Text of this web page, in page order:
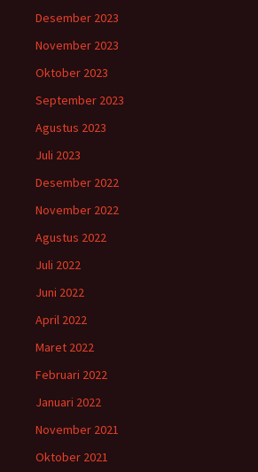
Desember 2023
November 2023
Oktober 2023
September 2023
Agustus 2023
Juli 2023
Desember 2022
November 2022
Agustus 2022
Juli 2022
Juni 2022
April 2022
Maret 2022
Februari 2022
Januari 2022
November 2021
Oktober 2021